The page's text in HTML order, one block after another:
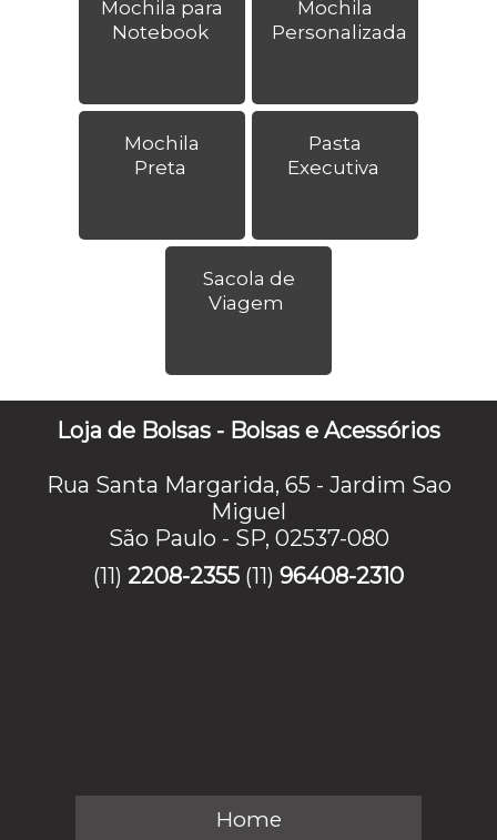
Mochila para
Notebook
Mochila
Personalizada
Mochila
Preta
Pasta
Executiva
Sacola de
Viagem
Loja de Bolsas - Bolsas e Acessórios
Rua Santa Margarida, 65 - Jardim Sao
Miguel
São Paulo - SP, 02537-080
(11) 2208-2355 (11) 96408-2310
Home